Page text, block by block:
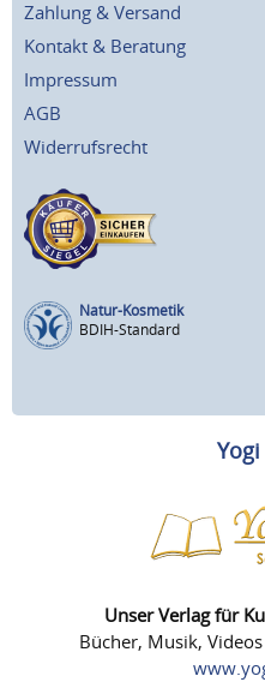
Zahlung & Versand
Kontakt & Beratung
Impressum
AGB
Widerrufsrecht
Natur-Kosmetik
BDIH-Standard
Unser Verlag für
Bücher, Musik,